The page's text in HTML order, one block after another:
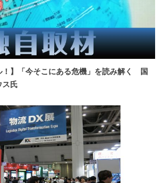
！】「今そこにある危機」を読み解く 国
ス氏